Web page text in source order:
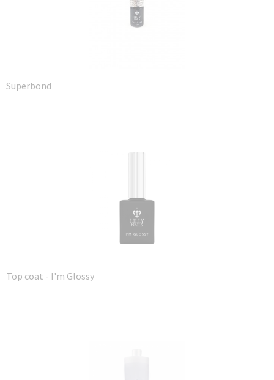
Superbond
Top coat - I'm Glossy